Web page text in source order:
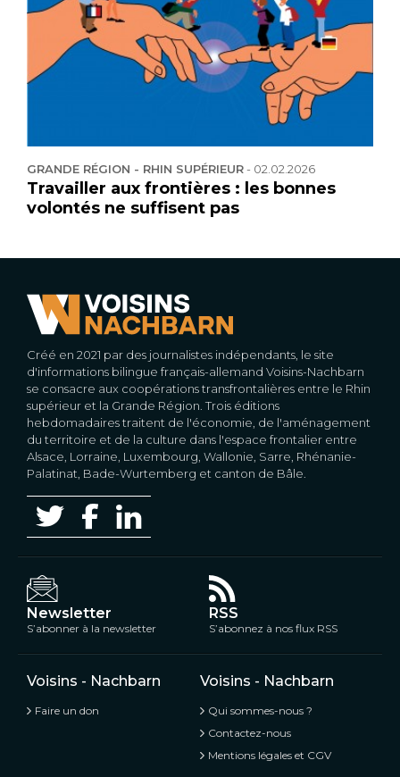
GRANDE RÉGION - RHIN SUPÉRIEUR- 02.02.2026
Travailler aux frontières : les bonnes
volontés ne suffisent pas
Créé en 2021 par des journalistes indépendants, le site
d'informations bilingue français-allemand Voisins-Nachbarn
se consacre aux coopérations transfrontalières entre le Rhin
supérieur et la Grande Région. Trois éditions
hebdomadaires traitent de l'économie, de l'aménagement
du territoire et de la culture dans l'espace frontalier entre
Alsace, Lorraine, Luxembourg, Wallonie, Sarre, Rhénanie-
Palatinat, Bade-Wurtemberg et canton de Bâle.
Newsletter
S’abonner à la newsletter
RSS
S’abonnez à nos flux RSS
Voisins - Nachbarn
Faire un don
Voisins - Nachbarn
Qui sommes-nous ?
Contactez-nous
Mentions légales et CGV